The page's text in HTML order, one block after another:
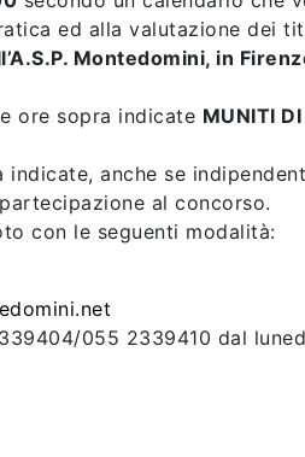
ed alla valutazione dei
Montedomini, in
ore sopra indicate MUNITI
indicate, anche se
al concorso.
con le seguenti modalità:
055 2339410 dal